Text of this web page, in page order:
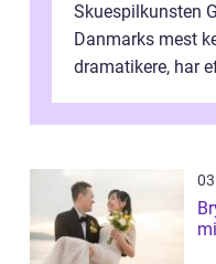
Skuespilkunsten
Danmarks mest
dramatikere, har